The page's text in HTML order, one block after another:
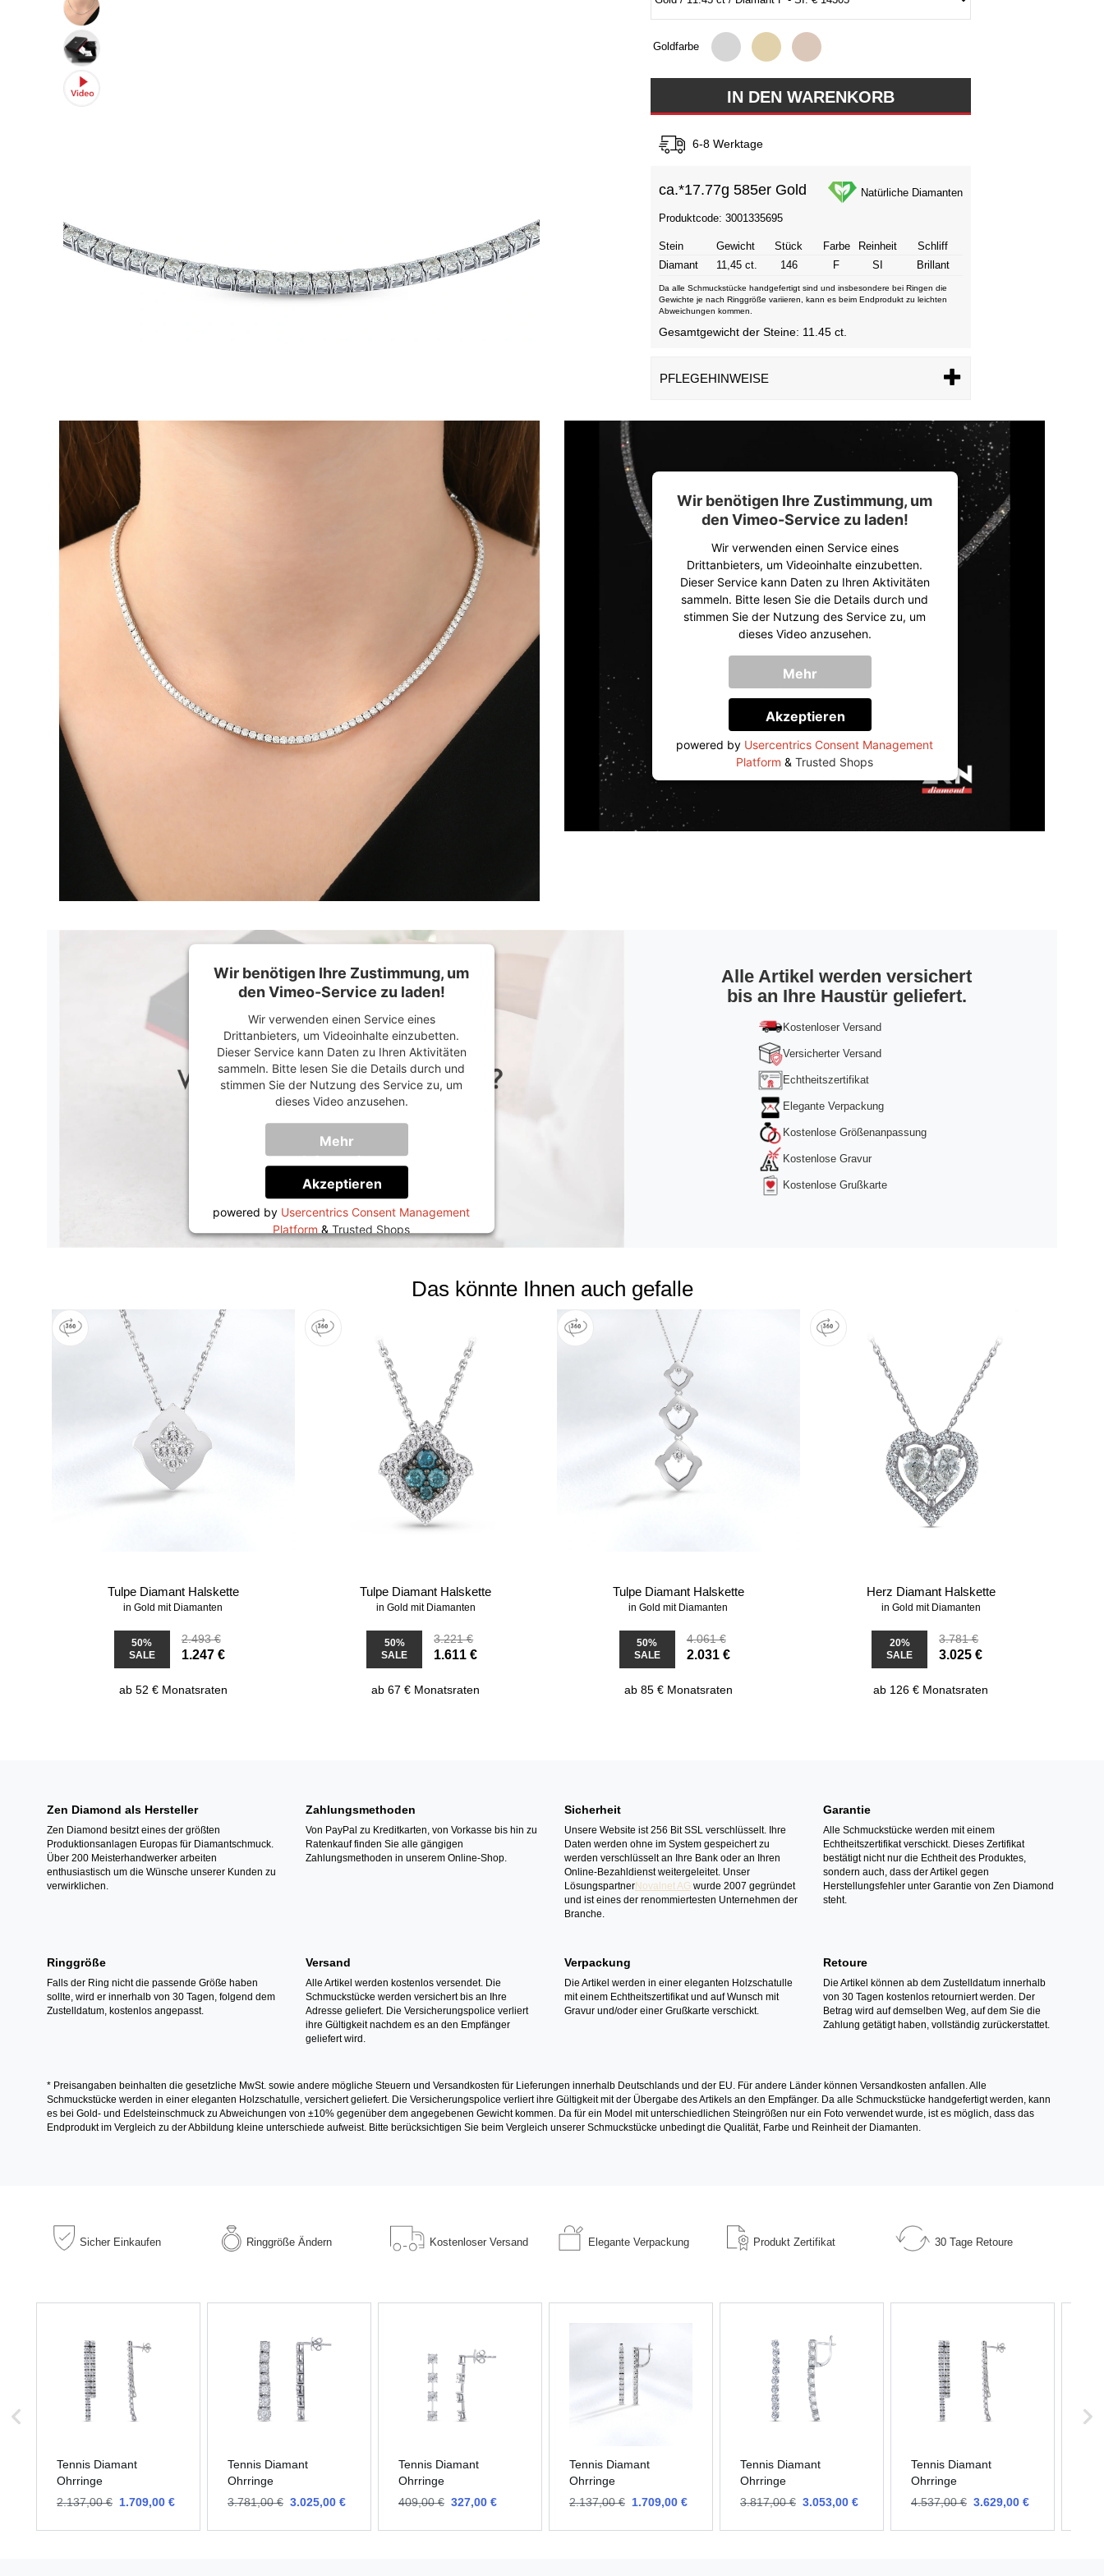
Goldfarbe
6-8 Werktage
ca.*17.77g 585er Gold Natürliche Diamanten
Produktcode: 3001335695
Stein Gewicht Stück Farbe Reinheit
Schliff
Diamant
11,45 ct. 146 F SI Brillant
Da alle Schmuckstücke handgefertigt sind und insbesondere bei Ringen die
Gewichte je nach Ringgröße variieren, kann es beim Endprodukt zu leichten
Abweichungen kommen.
Gesamtgewicht der Steine: 11.45 ct.
PFLEGEHINWEISE
Wir benötigen Ihre Zustimmung, um
den Vimeo-Service zu laden!
Wir verwenden einen Service eines
Drittanbieters, um Videoinhalte einzubetten.
Dieser Service kann Daten zu Ihren Aktivitäten
sammeln. Bitte lesen Sie die Details durch und
stimmen Sie der Nutzung des Service zu, um
dieses Video anzusehen.
Mehr
Informationen
Akzeptieren
powered by Usercentrics Consent Management
Platform & Trusted Shops
Wir benötigen Ihre Zustimmung, um
den Vimeo-Service zu laden!
Wir verwenden einen Service eines
Drittanbieters, um Videoinhalte einzubetten.
Dieser Service kann Daten zu Ihren Aktivitäten
sammeln. Bitte lesen Sie die Details durch und
stimmen Sie der Nutzung des Service zu, um
dieses Video anzusehen.
Mehr
Informationen
Akzeptieren
powered by Usercentrics Consent Management
Platform&Trusted Shops
Alle Artikel werden versichert
bis an Ihre Haustür geliefert.
Kostenloser Versand
Versicherter Versand
Echtheitszertifikat
Elegante Verpackung
Kostenlose Größenanpassung
Kostenlose Gravur
Kostenlose Grußkarte
Das könnte Ihnen auch gefalle
Tulpe Diamant Halskette
in Gold mit Diamanten
50%
SALE
2.493 €
1.247 €
ab 52 € Monatsraten
Tulpe Diamant Halskette
in Gold mit Diamanten
50%
SALE
3.221 €
1.611 €
ab 67 € Monatsraten
Tulpe Diamant Halskette
in Gold mit Diamanten
50%
SALE
4.061 €
2.031 €
ab 85 € Monatsraten
Herz Diamant Halskette
in Gold mit Diamanten
20%
SALE
3.781 €
3.025 €
ab 126 € Monatsraten
Zen Diamond als Hersteller
Zen Diamond besitzt eines der größten
Produktionsanlagen Europas für Diamantschmuck.
Über 200 Meisterhandwerker arbeiten
enthusiastisch um die Wünsche unserer Kunden zu
verwirklichen.
Zahlungsmethoden
Von PayPal zu Kreditkarten, von Vorkasse bis hin zu
Ratenkauf finden Sie alle gängigen
Zahlungsmethoden in unserem Online-Shop.
Sicherheit
Unsere Website ist 256 Bit SSL verschlüsselt. Ihre
Daten werden ohne im System gespeichert zu
werden verschlüsselt an Ihre Bank oder an Ihren
Online-Bezahldienst weitergeleitet. Unser
LösungspartnerNovalnet AG wurde 2007 gegründet
und ist eines der renommiertesten Unternehmen der
Branche.
Garantie
Alle Schmuckstücke werden mit einem
Echtheitszertifikat verschickt. Dieses Zertifikat
bestätigt nicht nur die Echtheit des Produktes,
sondern auch, dass der Artikel gegen
Herstellungsfehler unter Garantie von Zen Diamond
steht.
Ringgröße
Falls der Ring nicht die passende Größe haben
sollte, wird er innerhalb von 30 Tagen, folgend dem
Zustelldatum, kostenlos angepasst.
Versand
Alle Artikel werden kostenlos versendet. Die
Schmuckstücke werden versichert bis an Ihre
Adresse geliefert. Die Versicherungspolice verliert
ihre Gültigkeit nachdem es an den Empfänger
geliefert wird.
Verpackung
Die Artikel werden in einer eleganten Holzschatulle
mit einem Echtheitszertifikat und auf Wunsch mit
Gravur und/oder einer Grußkarte verschickt.
Retoure
Die Artikel können ab dem Zustelldatum innerhalb
von 30 Tagen kostenlos retourniert werden. Der
Betrag wird auf demselben Weg, auf dem Sie die
Zahlung getätigt haben, vollständig zurückerstattet.
* Preisangaben beinhalten die gesetzliche MwSt. sowie andere mögliche Steuern und Versandkosten für Lieferungen innerhalb Deutschlands und der EU. Für andere Länder können Versandkosten anfallen. Alle
Schmuckstücke werden in einer eleganten Holzschatulle, versichert geliefert. Die Versicherungspolice verliert ihre Gültigkeit mit der Übergabe des Artikels an den Empfänger. Da alle Schmuckstücke handgefertigt werden, kann
es bei Gold- und Edelsteinschmuck zu Abweichungen von ±10% gegenüber dem angegebenen Gewicht kommen. Da für ein Model mit unterschiedlichen Steingrößen nur ein Foto verwendet wurde, ist es möglich, dass das
Endprodukt im Vergleich zu der Abbildung kleine unterschiede aufweist. Bitte berücksichtigen Sie beim Vergleich unserer Schmuckstücke unbedingt die Qualität, Farbe und Reinheit der Diamanten.
Sicher Einkaufen RinggrößeÄndern Kostenloser Versand Elegante Verpackung Produkt Zertifikat 30 Tage Retoure
Tennis Diamant
Ohrringe
1.709,00 €
2.137,00 €
Tennis Diamant
Ohrringe
3.025,00 €
3.781,00 €
Tennis Diamant
Ohrringe
327,00 €
409,00 €
Tennis Diamant
Ohrringe
1.709,00 €
2.137,00 €
Tennis Diamant
Ohrringe
3.053,00 €
3.817,00 €
Tennis Diamant
Ohrringe
3.629,00 €
4.537,00 €